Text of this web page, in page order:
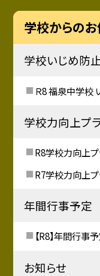
学校からのお
学校いじめ防
Ｒ8 福泉中学校
学校力向上プ
R8学校力向上プ
R7学校力向上プ
年間行事予定
【R8】年間行事
お知らせ